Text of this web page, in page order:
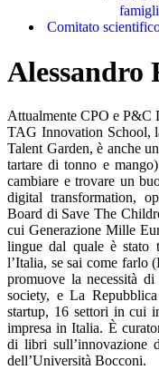
Comitato
Alessandro
Attualmente CPO e P&C
TAG Innovation School,
Talent Garden, è anche
tartare di tonno e
cambiare e trovare un
digital transformation,
Board di Save The
cui Generazione Mille
lingue dal quale è stato
l’Italia, se sai come farlo
promuove la necessità
society, e La
startup, 16 settori in cui
impresa in Italia. È
di libri sull’innovazione
dell’Università Bocconi.